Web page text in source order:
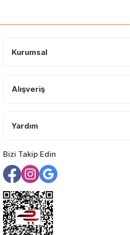
Kurumsal
Alışveriş
Yardım
Bizi Takip Edin